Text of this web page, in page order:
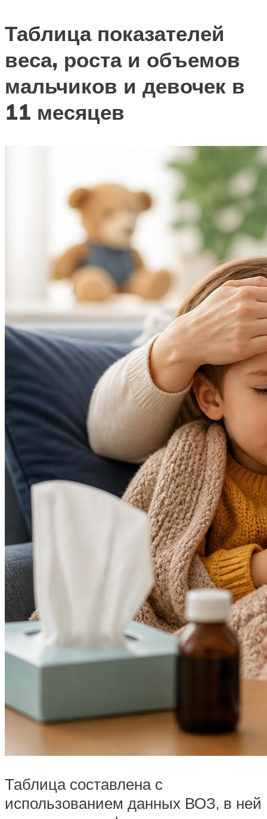
Таблица показателей
веса, роста и объемов
мальчиков и девочек в
11 месяцев
Таблица составлена с
использованием данных ВОЗ, в ней